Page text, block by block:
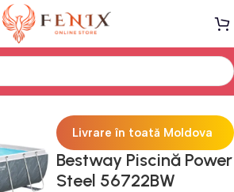
Piscine cu cadru
Livrare în toată Moldova
Bestway Piscină Power
Steel 56722BW